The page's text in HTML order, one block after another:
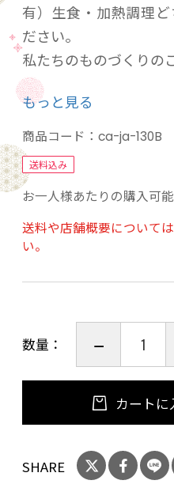
有）生食・加熱調理
ださい。
私たちのものづくりの
1.” 完熟で収穫するこ
上げています”
2.”薬剤や添加物を使用
3."とことん国産でつく
4."環境にやさしく、持
ます”
賞味期限：加工後から２
マタニティフード認証
約5年の歳月をかけて
しできるカメリナオ
栄養機能食品(オメガ
もっと見る
商品コード： ca-ja-130B
送料込み
お一人様あたりの購入可
送料や店舗概要について
い。
数量：
カートに
SHARE